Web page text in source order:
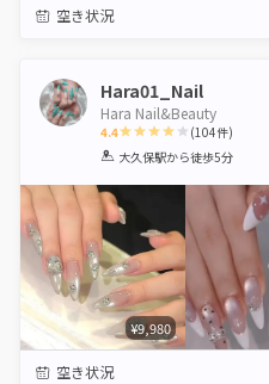
空き状況
Hara01_Nail
Hara Nail&Beauty
4.4
1 2 3 4 5
(104件)
大久保駅から徒歩5分
¥9,980
空き状況